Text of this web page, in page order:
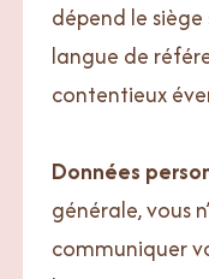
dépend le
langue de
contentieux
Données
générale, vous
communiquer